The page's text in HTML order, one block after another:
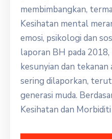
membimbangkan,
Kesihatan mental
emosi, psikologi dan
laporan BH pada
kesunyian dan
sering dilaporkan,
generasi muda.
Kesihatan dan